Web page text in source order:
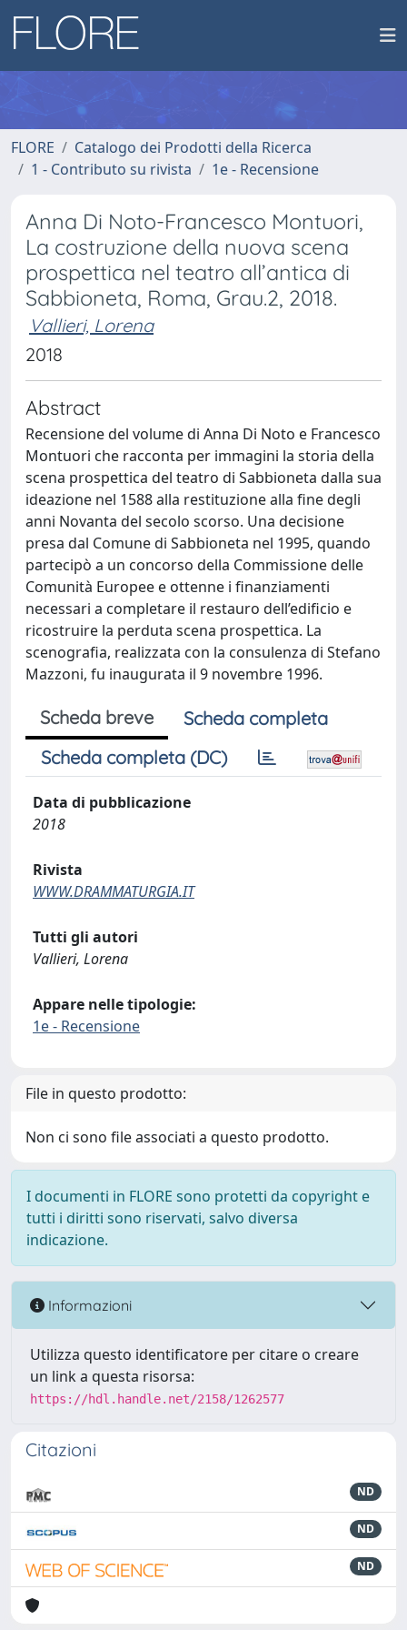
FLORE
Catalogo dei Prodotti della Ricerca
1 - Contributo su rivista
1e - Recensione
Anna Di Noto-Francesco Montuori,
La costruzione della nuova scena
prospettica nel teatro all’antica di
Sabbioneta, Roma, Grau.2, 2018.
Vallieri, Lorena
2018
Abstract
Recensione del volume di Anna Di Noto e Francesco
Montuori che racconta per immagini la storia della
scena prospettica del teatro di Sabbioneta dalla sua
ideazione nel 1588 alla restituzione alla fine degli
anni Novanta del secolo scorso. Una decisione
presa dal Comune di Sabbioneta nel 1995, quando
partecipò a un concorso della Commissione delle
Comunità Europee e ottenne i finanziamenti
necessari a completare il restauro dell’edificio e
ricostruire la perduta scena prospettica. La
scenografia, realizzata con la consulenza di Stefano
Mazzoni, fu inaugurata il 9 novembre 1996.
Scheda breve
Scheda completa
Scheda completa (DC)
Data di pubblicazione
2018
Rivista
WWW.DRAMMATURGIA.IT
Tutti gli autori
Vallieri, Lorena
Appare nelle tipologie:
1e - Recensione
File in questo prodotto:
Non ci sono file associati a questo prodotto.
I documenti in FLORE sono protetti da copyright e
tutti i diritti sono riservati, salvo diversa
indicazione.
Informazioni
Utilizza questo identificatore per citare o creare
un link a questa risorsa:
https://hdl.handle.net/2158/1262577
Citazioni
ND
ND
ND